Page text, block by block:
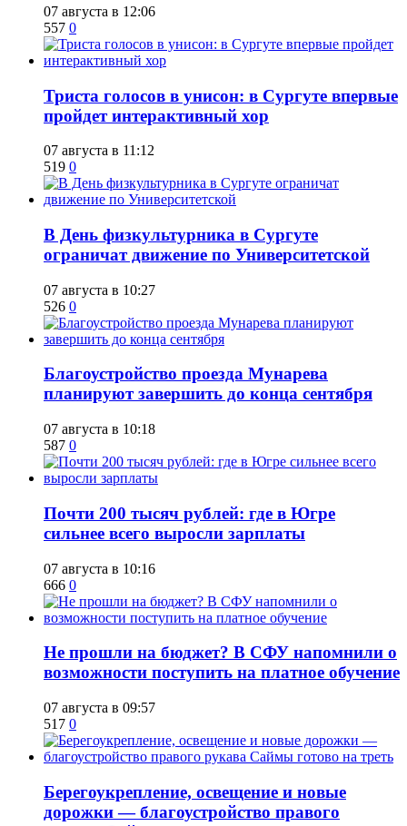
07 августа в 12:06
557 0
​Триста голосов в унисон: в Сургуте впервые
пройдет интерактивный хор
07 августа в 11:12
519 0
​В День физкультурника в Сургуте
ограничат движение по Университетской
07 августа в 10:27
526 0
Благоустройство проезда Мунарева
планируют завершить до конца сентября
07 августа в 10:18
587 0
​Почти 200 тысяч рублей: где в Югре
сильнее всего выросли зарплаты
07 августа в 10:16
666 0
Не прошли на бюджет? В СФУ напомнили о
возможности поступить на платное обучение
07 августа в 09:57
517 0
Берегоукрепление, освещение и новые
дорожки — благоустройство правого